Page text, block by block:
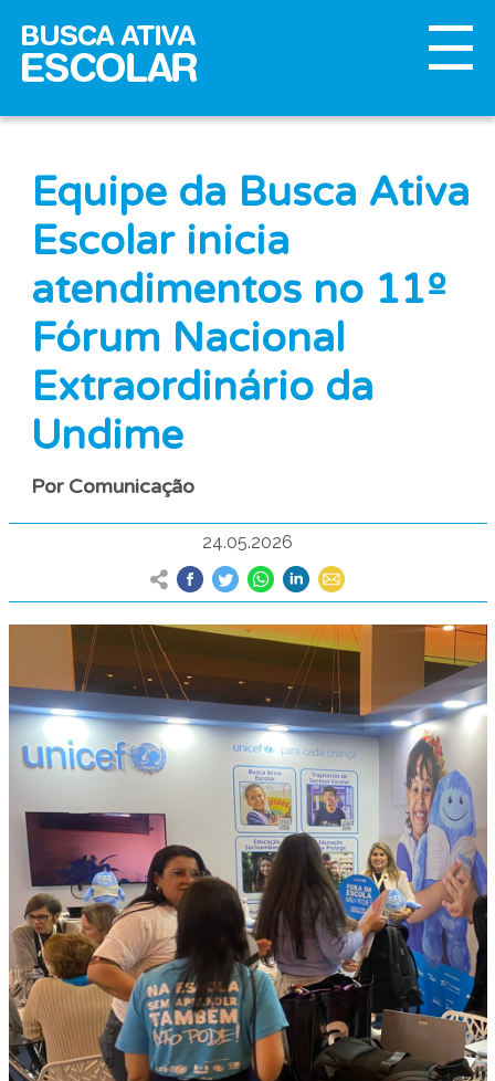
Equipe da Busca Ativa
Escolar inicia
atendimentos no 11º
Fórum Nacional
Extraordinário da
Undime
Por Comunicação
24.05.2026